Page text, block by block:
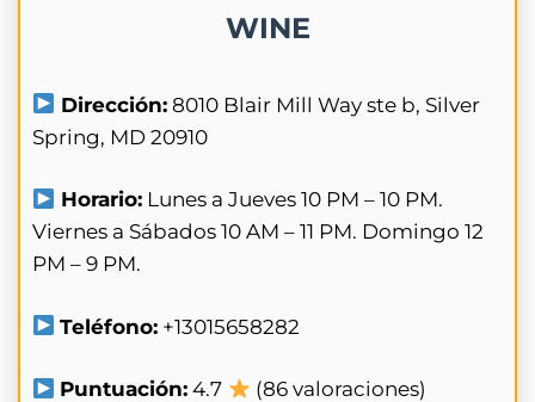
WINE
Dirección: 8010 Blair Mill Way ste b, Silver
Spring, MD 20910
Horario: Lunes a Jueves 10 PM – 10 PM.
Viernes a Sábados 10 AM – 11 PM. Domingo 12
PM – 9 PM.
Teléfono: +13015658282
Puntuación: 4.7 (86 valoraciones)